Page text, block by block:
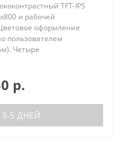
TFT-IPS
и рабочей
оформление
пользователем
Четыре
р.
5 ДНЕЙ